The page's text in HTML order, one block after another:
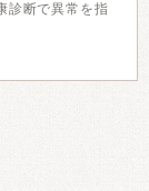
診断で異常を指